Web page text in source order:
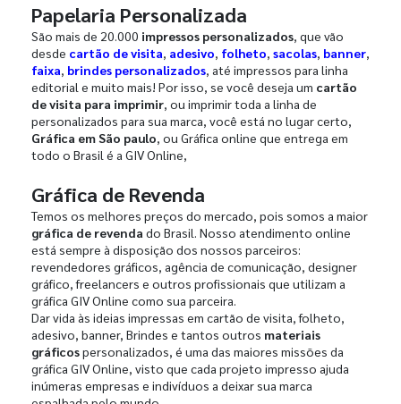
Papelaria Personalizada
São mais de 20.000 impressos personalizados, que vão
desde cartão de visita, adesivo, folheto, sacolas, banner,
faixa, brindes personalizados, até impressos para linha
editorial e muito mais! Por isso, se você deseja um cartão
de visita para imprimir, ou imprimir toda a linha de
personalizados para sua marca, você está no lugar certo,
Gráfica em São paulo, ou Gráfica online que entrega em
todo o Brasil é a GIV Online,
Gráfica de Revenda
Temos os melhores preços do mercado, pois somos a maior
gráfica de revenda do Brasil. Nosso atendimento online
está sempre à disposição dos nossos parceiros:
revendedores gráficos, agência de comunicação, designer
gráfico, freelancers e outros profissionais que utilizam a
gráfica GIV Online como sua parceira.
Dar vida às ideias impressas em cartão de visita, folheto,
adesivo, banner, Brindes e tantos outros materiais
gráficospersonalizados, é uma das maiores missões da
gráfica GIV Online, visto que cada projeto impresso ajuda
inúmeras empresas e indivíduos a deixar sua marca